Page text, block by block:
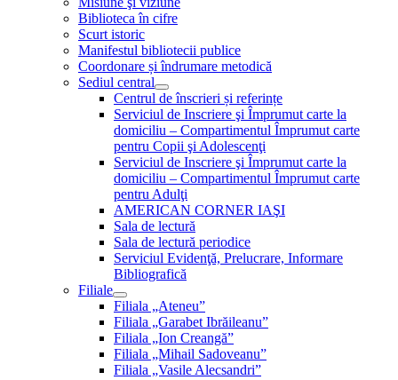
Biblioteca în cifre
Scurt istoric
Manifestul bibliotecii publice
Coordonare și îndrumare metodică
Sediul central
Centrul de înscrieri și referințe
Serviciul de Inscriere şi Împrumut carte la
domiciliu – Compartimentul Împrumut carte
pentru Copii şi Adolescenţi
Serviciul de Inscriere şi Împrumut carte la
domiciliu – Compartimentul Împrumut carte
pentru Adulţi
AMERICAN CORNER IAŞI
Sala de lectură
Sala de lectură periodice
Serviciul Evidenţă, Prelucrare, Informare
Bibliografică
Filiale
Filiala „Ateneu”
Filiala „Garabet Ibrăileanu”
Filiala „Ion Creangă”
Filiala „Mihail Sadoveanu”
Filiala „Vasile Alecsandri”